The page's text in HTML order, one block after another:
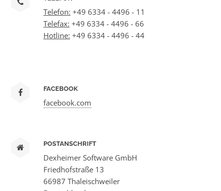
Telefon: +49 6334 - 4496 - 11
Telefax: +49 6334 - 4496 - 66
Hotline: +49 6334 - 4496 - 44
FACEBOOK
facebook.com
POSTANSCHRIFT
Dexheimer Software GmbH
Friedhofstraße 13
66987 Thaleischweiler